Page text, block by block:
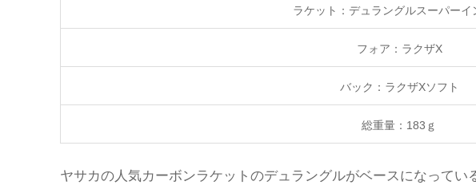
ラケット：デュラングルスーパーイ
フォア：ラクザX
バック：ラクザXソフト
総重量：183 ｇ
ヤサカの人気カーボンラケットのデュラングルがベースになって